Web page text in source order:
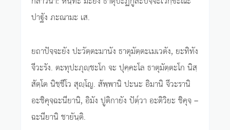
ปาฐัง ภะณามะ เส.
ยถาปัจฺจะยัง ปะวัตฺตะมานัง ธาตุมัตฺตะเมเวตัง, ยะทิทัง
จีวะรัง. ตะทุปะภุญฺชะโก จะ ปุคฺคะโล ธาตุมัตฺตะโก นิสฺ
สัตฺโต นิชฺชีโว สุญฺโญ. สัพฺพานิ ปะนะ อิมานิ จีวะรานิ
อะชิคุจฺฉะนียานิ, อิมัง ปูติกายัง ปัตฺ๎วา อะติวิยะ ชิคุจฺ –
ฉะนียานิ ชายันฺติ.